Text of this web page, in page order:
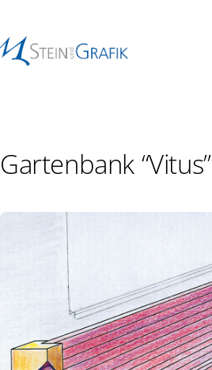
Gartenbank “Vitus”